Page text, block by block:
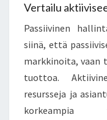
Vertailu
Passiivinen
siinä, että
markkinoita, vaan
tuottoa.
resursseja ja
korkeampia